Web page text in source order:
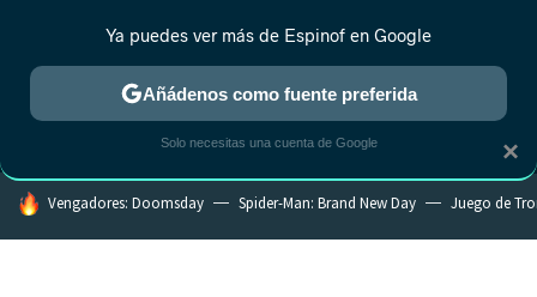
MENÚ NUEVO
ESTRENOS REALITY ANIME RANKINGS CINE
HOY SE HABLA DE
Vengadores: Doomsday Spider-Man: Brand New Day Juego de
×
Ya puedes ver más de Espinof en Google
Añádenos como fuente preferida
Solo necesitas una cuenta de Google